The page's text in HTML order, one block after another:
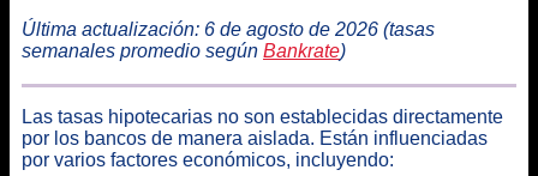
Última actualización: 6 de agosto de 2026 (tasas
semanales promedio según Bankrate)
Las tasas hipotecarias no son establecidas directamente
por los bancos de manera aislada. Están influenciadas
por varios factores económicos, incluyendo: